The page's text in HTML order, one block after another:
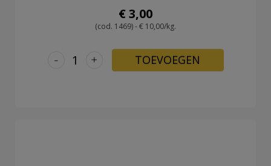
€ 3,00
(cod. 1469) - € 10,00/kg.
+
- TOEVOEGEN